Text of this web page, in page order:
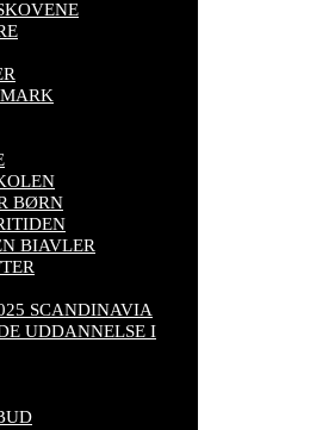
BØRN
BIAVLER
SCANDINAVIA
UDDANNELSE I